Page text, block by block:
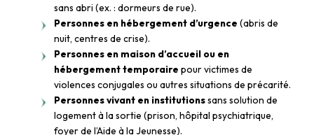
sans abri (ex. : dormeurs de rue).
Personnes en hébergement d’urgence (abris de
nuit, centres de crise).
Personnes en maison d’accueil ou en
hébergement temporaire pour victimes de
violences conjugales ou autres situations de précarité.
Personnes vivant en institutionssans solution de
logement à la sortie (prison, hôpital psychiatrique,
foyer de l’Aide à la Jeunesse).